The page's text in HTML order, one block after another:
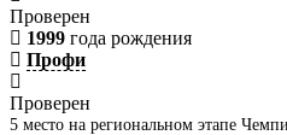
Проверен
1999 года рождения
Профи
Проверен
5 место на региональном этапе